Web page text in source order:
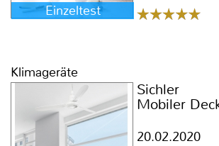
Einzeltest
Klimageräte
Sichler
Mobiler
20.02.2020